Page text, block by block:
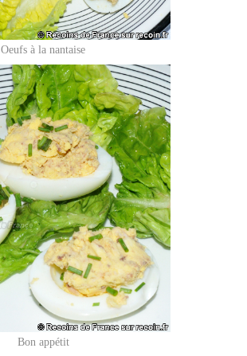
Oeufs à la nantaise
Bon appétit